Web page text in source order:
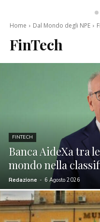
Home Dal Mondo degli NPE
FinTech
FINTECH
Banca AideXa tra
mondo nella
Redazione - 6 Agosto 2026